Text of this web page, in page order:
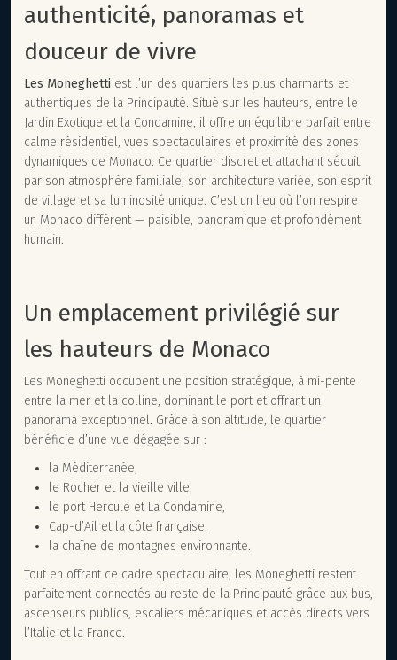
authenticité, panoramas et
douceur de vivre
Les Moneghetti est l’un des quartiers les plus charmants et
authentiques de la Principauté. Situé sur les hauteurs, entre le
Jardin Exotique et la Condamine, il offre un équilibre parfait entre
calme résidentiel, vues spectaculaires et proximité des zones
dynamiques de Monaco. Ce quartier discret et attachant séduit
par son atmosphère familiale, son architecture variée, son esprit
de village et sa luminosité unique. C’est un lieu où l’on respire
un Monaco différent — paisible, panoramique et profondément
humain.
Un emplacement privilégié sur
les hauteurs de Monaco
Les Moneghetti occupent une position stratégique, à mi-pente
entre la mer et la colline, dominant le port et offrant un
panorama exceptionnel. Grâce à son altitude, le quartier
bénéficie d’une vue dégagée sur :
la Méditerranée,
le Rocher et la vieille ville,
le port Hercule et La Condamine,
Cap-d’Ail et la côte française,
la chaîne de montagnes environnante.
Tout en offrant ce cadre spectaculaire, les Moneghetti restent
parfaitement connectés au reste de la Principauté grâce aux bus,
ascenseurs publics, escaliers mécaniques et accès directs vers
l’Italie et la France.